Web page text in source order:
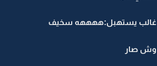
غالب يستهبل:ههههه سخيف
وش صار